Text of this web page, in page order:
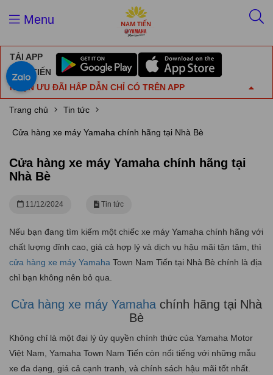
Menu
TẢI APP
NAM TIẾN
NHẬN ƯU ĐÃI HẤP DẪN CHỈ CÓ TRÊN APP
Trang chủ Tin tức
Cửa hàng xe máy Yamaha chính hãng tại Nhà Bè
Cửa hàng xe máy Yamaha chính hãng tại
Nhà Bè
11/12/2024 Tin tức
Nếu bạn đang tìm kiếm một chiếc xe máy Yamaha chính hãng với
chất lượng đỉnh cao, giá cả hợp lý và dịch vụ hậu mãi tận tâm, thì
cửa hàng xe máy Yamaha Town Nam Tiến tại Nhà Bè chính là địa
chỉ bạn không nên bỏ qua.
Cửa hàng xe máy Yamaha chính hãng tại Nhà
Bè
Không chỉ là một đại lý ủy quyền chính thức của Yamaha Motor
Việt Nam, Yamaha Town Nam Tiến còn nổi tiếng với những mẫu
xe đa dạng, giá cả cạnh tranh, và chính sách hậu mãi tốt nhất.